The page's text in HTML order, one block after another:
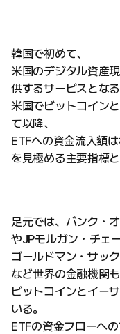
韓国で初めて、
米国のデジタル資産
供するサービスとなる
米国でビットコイン
て以降、
ETFへの資金流入額
を見極める主要指標
足元では、バンク・
やJPモルガン・チェ
ゴールドマン・サッ
など世界の金融機関も
ビットコインとイー
いる。
ETFの資金フローへ